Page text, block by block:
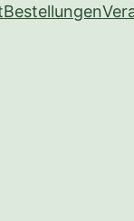
Bestellungen